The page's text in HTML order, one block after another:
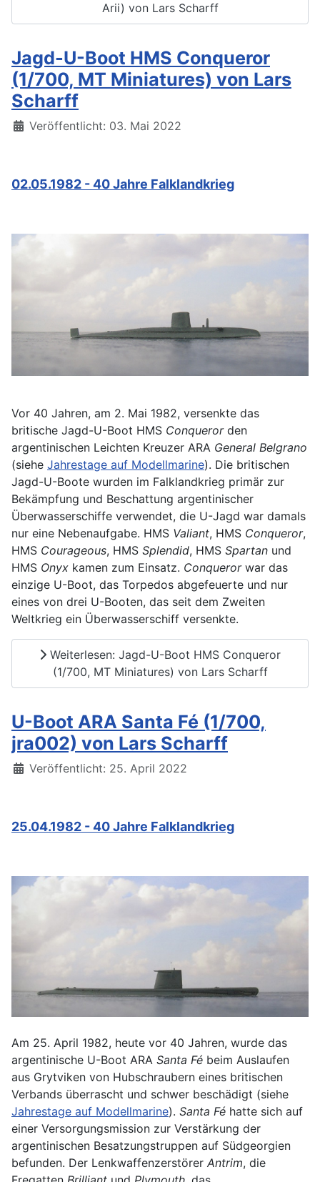
Arii) von Lars Scharff
Jagd-U-Boot HMS Conqueror
(1/700, MT Miniatures) von Lars
Scharff
Details
Veröffentlicht: 03. Mai 2022
02.05.1982 - 40 Jahre Falklandkrieg
Vor 40 Jahren, am 2. Mai 1982, versenkte das
britische Jagd-U-Boot HMS Conquerorden
argentinischen Leichten Kreuzer ARA General Belgrano
(siehe Jahrestage auf Modellmarine). Die britischen
Jagd-U-Boote wurden im Falklandkrieg primär zur
Bekämpfung und Beschattung argentinischer
Überwasserschiffe verwendet, die U-Jagd war damals
nur eine Nebenaufgabe. HMS Valiant, HMS Conqueror,
HMS Courageous, HMS Splendid, HMS Spartan und
HMS Onyx kamen zum Einsatz. Conquerorwar das
einzige U-Boot, das Torpedos abgefeuerte und nur
eines von drei U-Booten, das seit dem Zweiten
Weltkrieg ein Überwasserschiff versenkte.
Weiterlesen: Jagd-U-Boot HMS Conqueror
(1/700, MT Miniatures) von Lars Scharff
U-Boot ARA Santa Fé (1/700,
jra002) von Lars Scharff
Details
Veröffentlicht: 25. April 2022
25.04.1982 - 40 Jahre Falklandkrieg
Am 25. April 1982, heute vor 40 Jahren, wurde das
argentinische U-Boot ARA Santa Fé beim Auslaufen
aus Grytviken von Hubschraubern eines britischen
Verbands überrascht und schwer beschädigt (siehe
Jahrestage auf Modellmarine). Santa Fé hatte sich auf
einer Versorgungsmission zur Verstärkung der
argentinischen Besatzungstruppen auf Südgeorgien
befunden. Der Lenkwaffenzerstörer Antrim, die